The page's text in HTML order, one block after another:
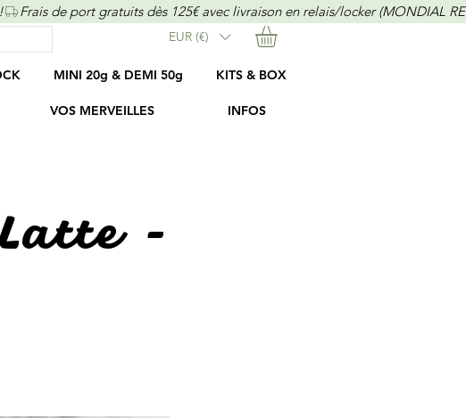
EUR (€)
MINI 20g & DEMI 50g KITS & BOX
VOS MERVEILLES INFOS
-